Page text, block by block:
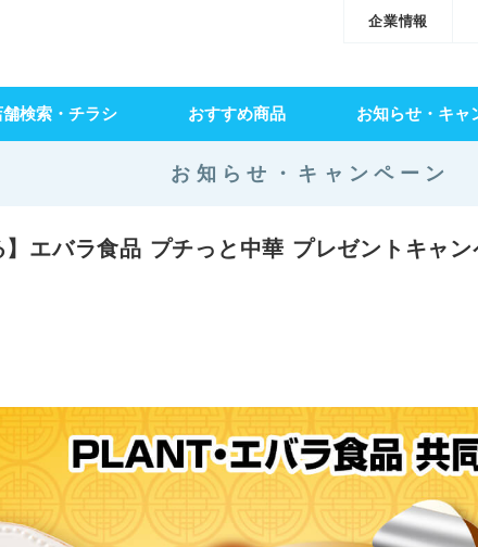
企業情報
舗検索・チラシ おすすめ商品 お知らせ・キャ
お知らせ・キャンペーン
】エバラ食品 プチっと中華 プレゼントキャ